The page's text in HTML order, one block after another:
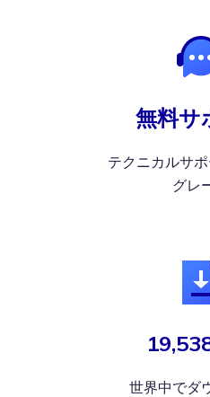
無料サ
テクニカルサ
グレ
世界中でダ